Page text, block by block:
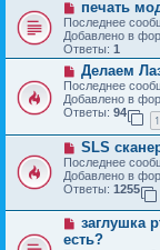
н
и
е
с
о
о
б
щ
е
н
и
е
Н
о
в
о
е
с
о
о
б
е
н
и
е
печать
Последнее
Добавлено в
Ответы: 1
Н
о
в
о
е
с
о
о
б
щ
н
и
е
Делаем
Последнее
Добавлено в
Ответы: 94
1
Н
о
в
о
е
с
о
о
SLS
Последнее
Добавлено в
Ответы: 1255
Н
в
заглушка
есть?